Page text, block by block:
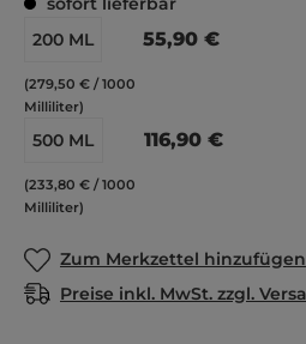
200 ML
(279,50 € / 1000
Milliliter)
55,90 €
500 ML
(233,80 € / 1000
Milliliter)
116,90 €
Zum Merkzettel hinzufügen
Preise inkl. MwSt. zzgl.